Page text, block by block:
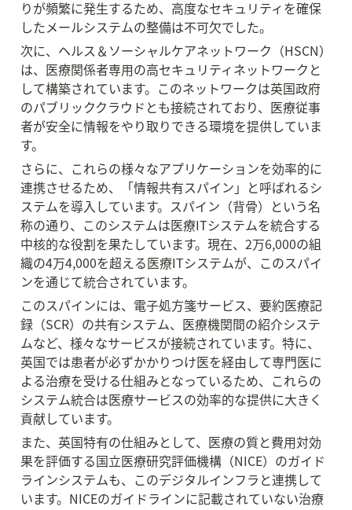
りが頻繁に発生するため、高度なセキュリティを確保
したメールシステムの整備は不可欠でした。
次に、ヘルス＆ソーシャルケアネットワーク（HSCN）
は、医療関係者専用の高セキュリティネットワークと
して構築されています。このネットワークは英国政府
のパブリッククラウドとも接続されており、医療従事
者が安全に情報をやり取りできる環境を提供していま
す。
さらに、これらの様々なアプリケーションを効率的に
連携させるため、「情報共有スパイン」と呼ばれるシ
ステムを導入しています。スパイン（背骨）という名
称の通り、このシステムは医療ITシステムを統合する
中核的な役割を果たしています。現在、2万6,000の組
織の4万4,000を超える医療ITシステムが、このスパイ
ンを通じて統合されています。
このスパインには、電子処方箋サービス、要約医療記
録（SCR）の共有システム、医療機関間の紹介システ
ムなど、様々なサービスが接続されています。特に、
英国では患者が必ずかかりつけ医を経由して専門医に
よる治療を受ける仕組みとなっているため、これらの
システム統合は医療サービスの効率的な提供に大きく
貢献しています。
また、英国特有の仕組みとして、医療の質と費用対効
果を評価する国立医療研究評価機構（NICE）のガイド
ラインシステムも、このデジタルインフラと連携して
います。NICEのガイドラインに記載されていない治療